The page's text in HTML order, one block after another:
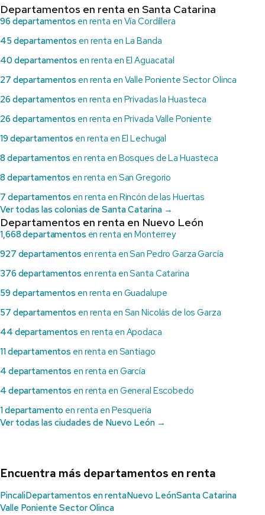
Departamentos en renta en Santa Catarina
96 departamentos en renta en Vía Cordillera
45 departamentos en renta en La Banda
40 departamentos en renta en El Aguacatal
27 departamentos en renta en Valle Poniente Sector Olinca
26 departamentos en renta en Privadas la Huasteca
26 departamentos en renta en Privada Valle Poniente
19 departamentos en renta en El Lechugal
8 departamentos en renta en Bosques de La Huasteca
8 departamentos en renta en San Gregorio
7 departamentos en renta en Rincón de las Huertas
Ver todas las colonias de Santa Catarina →
Departamentos en renta en Nuevo León
1,668 departamentos en renta en Monterrey
927 departamentos en renta en San Pedro Garza García
376 departamentos en renta en Santa Catarina
59 departamentos en renta en Guadalupe
57 departamentos en renta en San Nicolás de los Garza
44 departamentos en renta en Apodaca
11 departamentos en renta en Santiago
4 departamentos en renta en García
4 departamentos en renta en General Escobedo
1 departamento en renta en Pesquería
Ver todas las ciudades de Nuevo León →
Encuentra más departamentos en renta
PincaliDepartamentos en rentaNuevo LeónSanta Catarina
Valle Poniente Sector Olinca